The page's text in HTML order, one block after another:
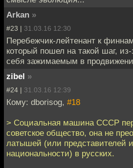
Arkan »
#23 | 31.03.16 12:30
Перебежчик-лейтенант к
который пошел на такой шаг, из-
себя зажимаемым в
zibel »
#24 | 31.03.16 12:39
Кому: dborisog, #18
> Социальная машина СССР
советское общество, она не
латышей (или представителей
национальности) в русских.